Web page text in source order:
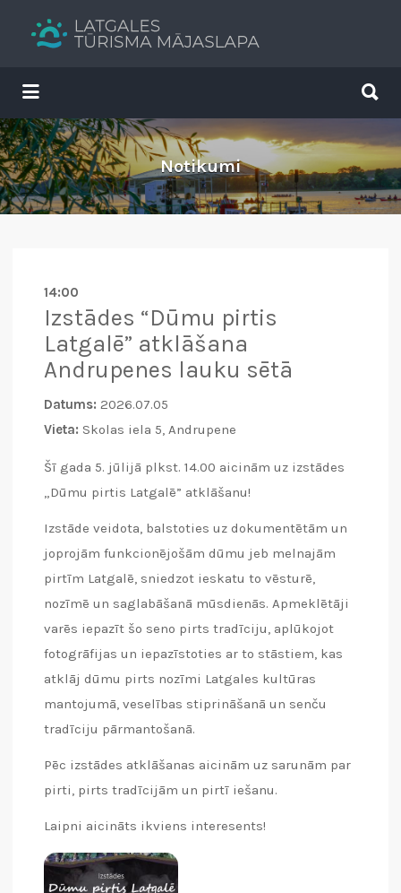
Tavs brīvdienu ceļvedis
Search
for:
for:
Notikumi
14:00
Izstādes “Dūmu pirtis
Latgalē” atklāšana
Andrupenes lauku sētā
Datums: 2026.07.05
Vieta: Skolas iela 5, Andrupene
Šī gada 5. jūlijā plkst. 14.00 aicinām uz izstādes
„Dūmu pirtis Latgalē” atklāšanu!
Izstāde veidota, balstoties uz dokumentētām un
joprojām funkcionējošām dūmu jeb melnajām
pirtīm Latgalē, sniedzot ieskatu to vēsturē,
nozīmē un saglabāšanā mūsdienās. Apmeklētāji
varēs iepazīt šo seno pirts tradīciju, aplūkojot
fotogrāfijas un iepazīstoties ar to stāstiem, kas
atklāj dūmu pirts nozīmi Latgales kultūras
mantojumā, veselības stiprināšanā un senču
tradīciju pārmantošanā.
Pēc izstādes atklāšanas aicinām uz sarunām par
pirti, pirts tradīcijām un pirtī iešanu.
Laipni aicināts ikviens interesents!